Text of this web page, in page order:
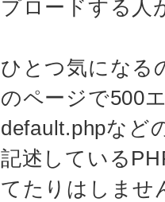
プロードする人
ひとつ気になる
のページで500
default.phpなど
記述している
てたりはしませ